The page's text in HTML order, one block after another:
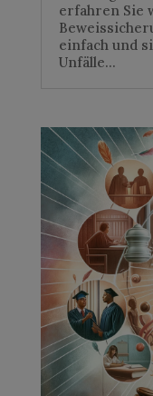
erfahren Sie
einfach und
Unfälle...